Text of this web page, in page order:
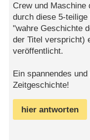
Crew und
durch diese 5-
"wahre Geschichte
der Titel verspricht)
veröffentlicht.
Ein spannendes
Zeitgeschichte!
hier antworten